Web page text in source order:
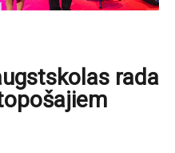
rada